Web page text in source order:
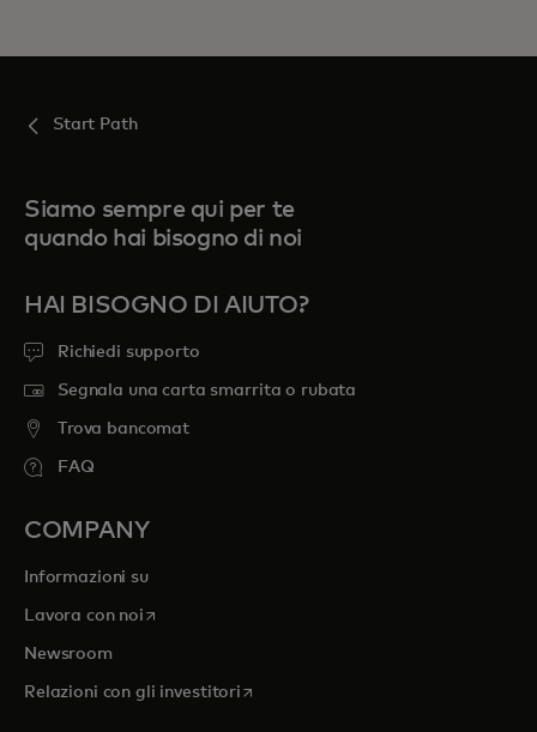
Start Path
Siamo sempre qui per te
quando hai bisogno di noi
HAI BISOGNO DI AIUTO?
Richiedi supporto
Segnala una carta smarrita o rubata
Trova bancomat
FAQ
COMPANY
Informazioni su
Lavora con noi si apre in una nuova scheda
Newsroom
Relazioni con gli investitorisi apre in una nuova scheda